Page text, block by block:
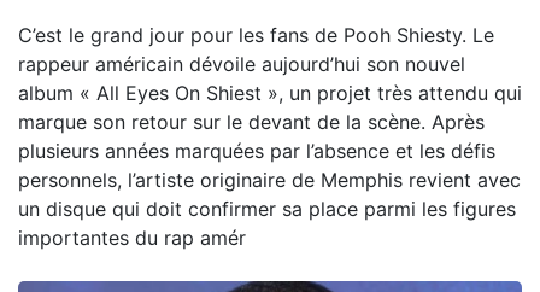
C’est le grand jour pour les fans de Pooh Shiesty. Le
rappeur américain dévoile aujourd’hui son nouvel
album « All Eyes On Shiest », un projet très attendu qui
marque son retour sur le devant de la scène. Après
plusieurs années marquées par l’absence et les défis
personnels, l’artiste originaire de Memphis revient avec
un disque qui doit confirmer sa place parmi les figures
importantes du rap amér